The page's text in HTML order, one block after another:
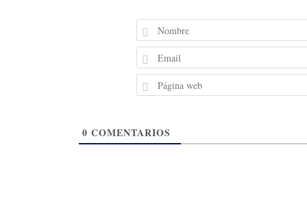
0 COMENTARIOS